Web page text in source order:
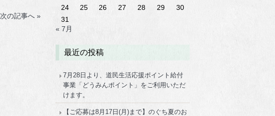
次の記事へ »
24
25 26 27 28 29
30
31
« 7月
最近の投稿
7月28日より、道民生活応援ポイント給付
事業「どうみんポイント」をご利用いただ
けます。
【ご応募は8月17日(月)まで】のぐち夏のお